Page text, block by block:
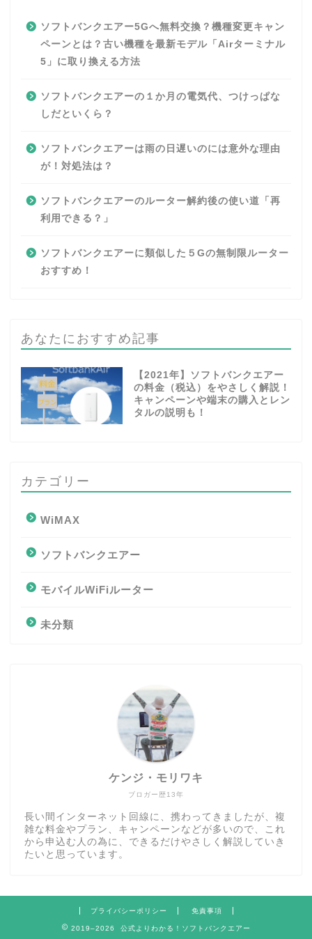
ソフトバンクエアー5Gへ無料交換？機種変更キャン
ペーンとは？古い機種を最新モデル「Airターミナル
5」に取り換える方法
ソフトバンクエアーの１か月の電気代、つけっぱな
しだといくら？
ソフトバンクエアーは雨の日遅いのには意外な理由
が！対処法は？
ソフトバンクエアーのルーター解約後の使い道「再
利用できる？」
ソフトバンクエアーに類似した５Gの無制限ルーター
おすすめ！
あなたにおすすめ記事
【2021年】ソフトバンクエアー
の料金（税込）をやさしく解説！
キャンペーンや端末の購入とレン
タルの説明も！
カテゴリー
WiMAX
ソフトバンクエアー
モバイルWiFiルーター
未分類
ブロガー歴13年
ケンジ・モリワキ
長い間インターネット回線に、携わってきましたが、複
雑な料金やプラン、キャンペーンなどが多いので、これ
から申込む人の為に、できるだけやさしく解説していき
たいと思っています。
プライバシーポリシー 免責事項
2019–2026 公式よりわかる！ソフトバンクエアー